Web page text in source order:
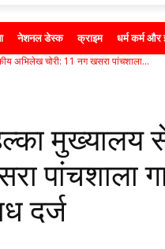
नेशनल डेस्क क्राइम धर्म कर्म और
अभिलेख चोरी: 11 नग खसरा पांचशाला...
पांचशाला
दर्ज